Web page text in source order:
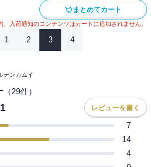
まとめてカート
入荷通知のコンテンツはカートに追加されません。
1 2 3 4
デンカムイ
（29件）
レビューを書く
7
14
4